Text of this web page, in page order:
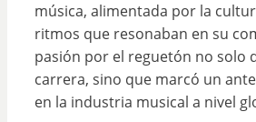
música, alimentada por la
ritmos que resonaban en su
pasión por el reguetón no solo
carrera, sino que marcó un
en la industria musical a nivel